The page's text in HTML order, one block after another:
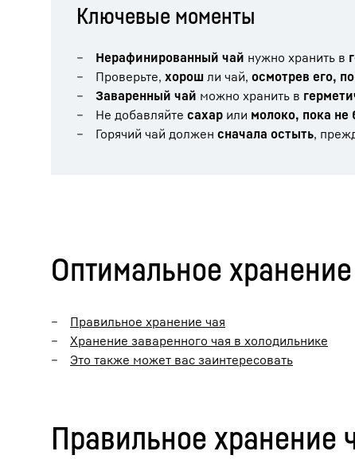
Ключевые моменты
Нерафинированный чай нужно хранить в
Проверьте, хорош ли чай, осмотрев его,
Заваренный чай можно хранить в
Не добавляйте сахар или молоко, пока не
Горячий чай должен сначала остыть,
Оптимальное
Правильное хранение чая
Хранение заваренного чая в холодильнике
Это также может вас заинтересовать
Правильное хранение